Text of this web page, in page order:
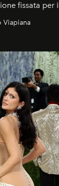
fissata per
il più
Viapiana